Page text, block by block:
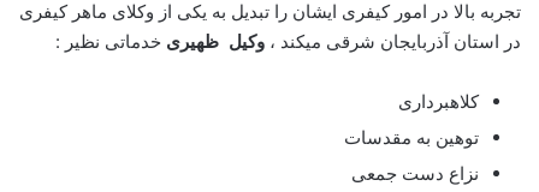
تجربه بالا در امور کیفری ایشان را تبدیل به یکی از وکلای ماهر کیفری
در استان آذربایجان شرقی میکند ، وکیل ظهیری خدماتی نظیر :
کلاهبرداری
توهین به مقدسات
نزاع دست جمعی